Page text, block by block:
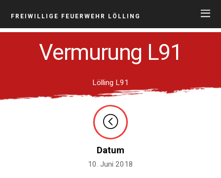
FREIWILLIGE FEUERWEHR LÖLLING
Vermurung L91
Lölling L91
Datum
10. Juni 2018